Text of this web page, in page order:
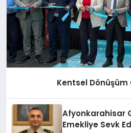
Kentsel Dönüşüm
Afyonkarahisar
Emekliye Sevk